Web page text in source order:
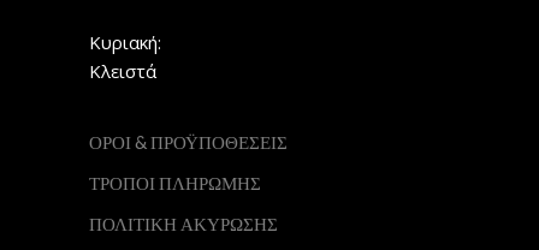
Κυριακή:
Κλειστά
ΟΡΟΙ & ΠΡΟΫΠΟΘΕΣΕΙΣ
ΤΡΟΠΟΙ ΠΛΗΡΩΜΗΣ
ΠΟΛΙΤΙΚΗ ΑΚΥΡΩΣΗΣ